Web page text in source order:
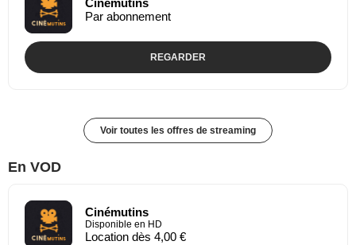
Par abonnement
REGARDER
Voir toutes les offres de streaming
En VOD
Cinémutins
Disponible en HD
Location dès 4,00 €